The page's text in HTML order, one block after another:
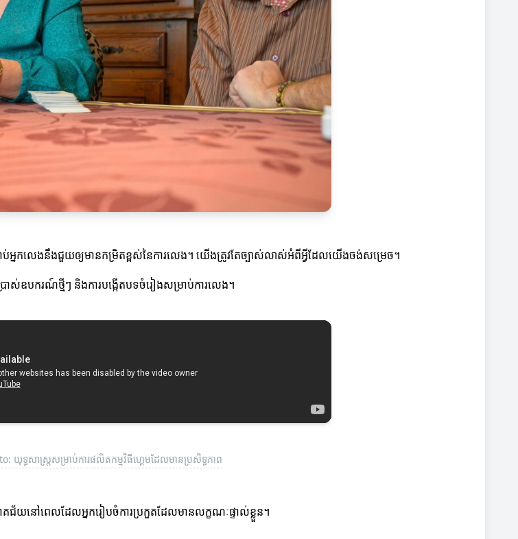
នកលេងនឹងជួយឲ្យមានកម្រិតខ្ពស់នៃការលេង។ យើងត្រូវតែច្បាស់លាស់អំពីអ្វីដែលយើងចង់សម្រេច។
ាស់ឧបករណ៍ថ្មីៗ និងការបង្កើតបទចំរៀងសម្រាប់ការលេង។
ទ្ធសាស្ត្រសម្រាប់ការផលិតកម្មវិធីហ្គេមដែលមានប្រសិទ្ធភាព
ជ័យនៅពេលដែលអ្នករៀបចំការប្រកួតដែលមានលក្ខណៈផ្ទាល់ខ្លួន។